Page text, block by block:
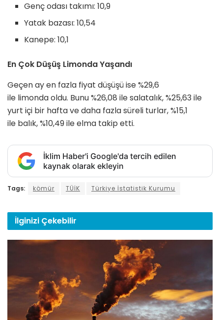
Genç odası takımı: 10,9
Yatak bazası: 10,54
Kanepe: 10,1
En Çok Düşüş Limonda Yaşandı
Geçen ay en fazla fiyat düşüşü ise %29,6
ile limonda oldu. Bunu %26,08 ile salatalık, %25,63 ile
yurt içi bir hafta ve daha fazla süreli turlar, %15,1
ile balık, %10,49 ile elma takip etti.
İklim Haber'i Google'da tercih edilen
kaynak olarak ekleyin
Tags: kömür TÜİK Türkiye İstatistik Kurumu
İlginizi Çekebilir